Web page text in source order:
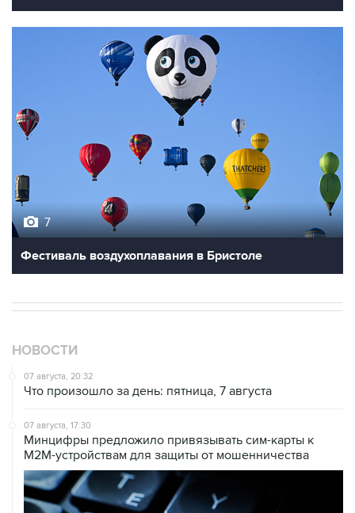
7
Фестиваль воздухоплавания в Бристоле
НОВОСТИ
07 августа, 20:32
Что произошло за день: пятница, 7 августа
07 августа, 17:30
Минцифры предложило привязывать сим-карты к
M2M-устройствам для защиты от мошенничества